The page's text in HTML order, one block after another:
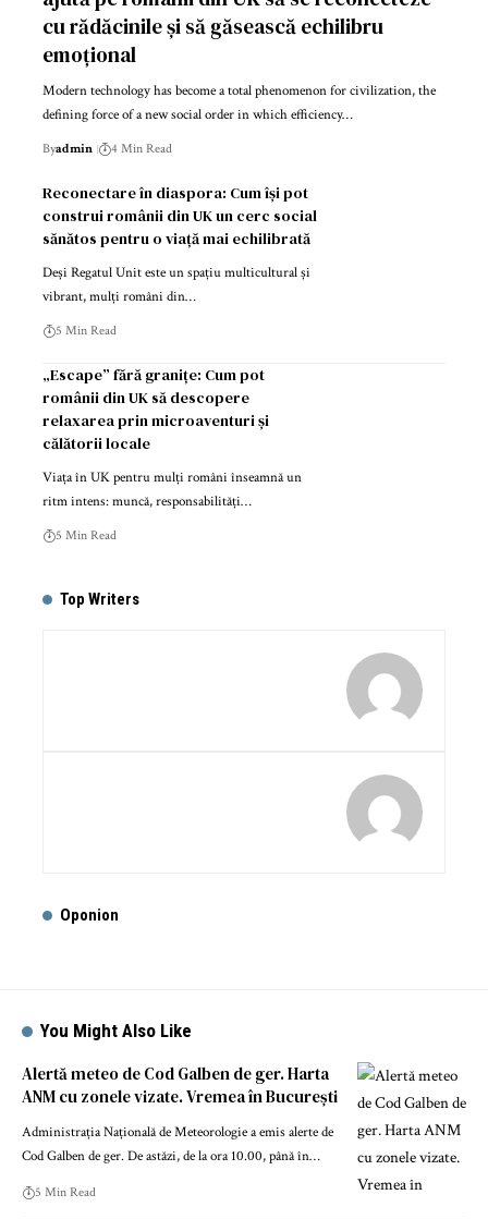
cu rădăcinile și să găsească echilibru
emoțional
Modern technology has become a total phenomenon for civilization, the
defining force of a new social order in which efficiency…
Byadmin 4 Min Read
Reconectare în diaspora: Cum își pot
construi românii din UK un cerc social
sănătos pentru o viață mai echilibrată
Deși Regatul Unit este un spațiu multicultural și
vibrant, mulți români din…
5 Min Read
„Escape” fără granițe: Cum pot
românii din UK să descopere
relaxarea prin microaventuri și
călătorii locale
Viața în UK pentru mulți români înseamnă un
ritm intens: muncă, responsabilități…
5 Min Read
Top Writers
Oponion
You Might Also Like
Alertă meteo de Cod Galben de ger. Harta
ANM cu zonele vizate. Vremea în București
Administrația Națională de Meteorologie a emis alerte de
Cod Galben de ger. De astăzi, de la ora 10.00, până în…
5 Min Read